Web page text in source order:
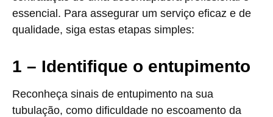
essencial. Para assegurar um serviço eficaz e de
qualidade, siga estas etapas simples:
1 – Identifique o entupimento
Reconheça sinais de entupimento na sua
tubulação, como dificuldade no escoamento da